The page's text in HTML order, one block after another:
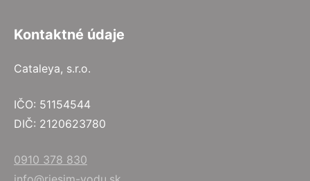
Kontaktné údaje
Cataleya, s.r.o.
IČO: 51154544
DIČ: 2120623780
0910 378 830